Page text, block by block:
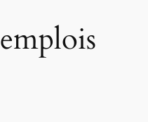
emplois